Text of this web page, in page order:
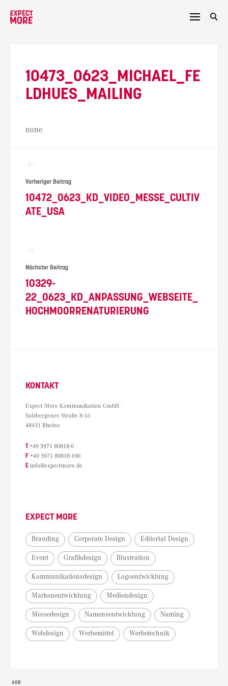
10473_0623_MICHAEL_FE
LDHUES_MAILING
none
Vorheriger Beitrag
10472_0623_KD_VIDEO_MESSE_CULTIV
ATE_USA
Nächster Beitrag
10329-
22_0623_KD_ANPASSUNG_WEBSEITE_
HOCHMOORRENATURIERUNG
KONTAKT
Expect More Kommunikation GmbH
Salzbergener Straße 8-16
48431 Rheine
T +49 5971 80818-0
F +49 5971 80818-100
E info@expectmore.de
EXPECT MORE
Branding Corporate Design Editorial Design
Event Grafikdesign Illustration
Kommunikationsdesign Logoentwicklung
Markenentwicklung Mediendesign
Messedesign Namensentwicklung Naming
Webdesign Werbemittel Werbetechnik
AGB